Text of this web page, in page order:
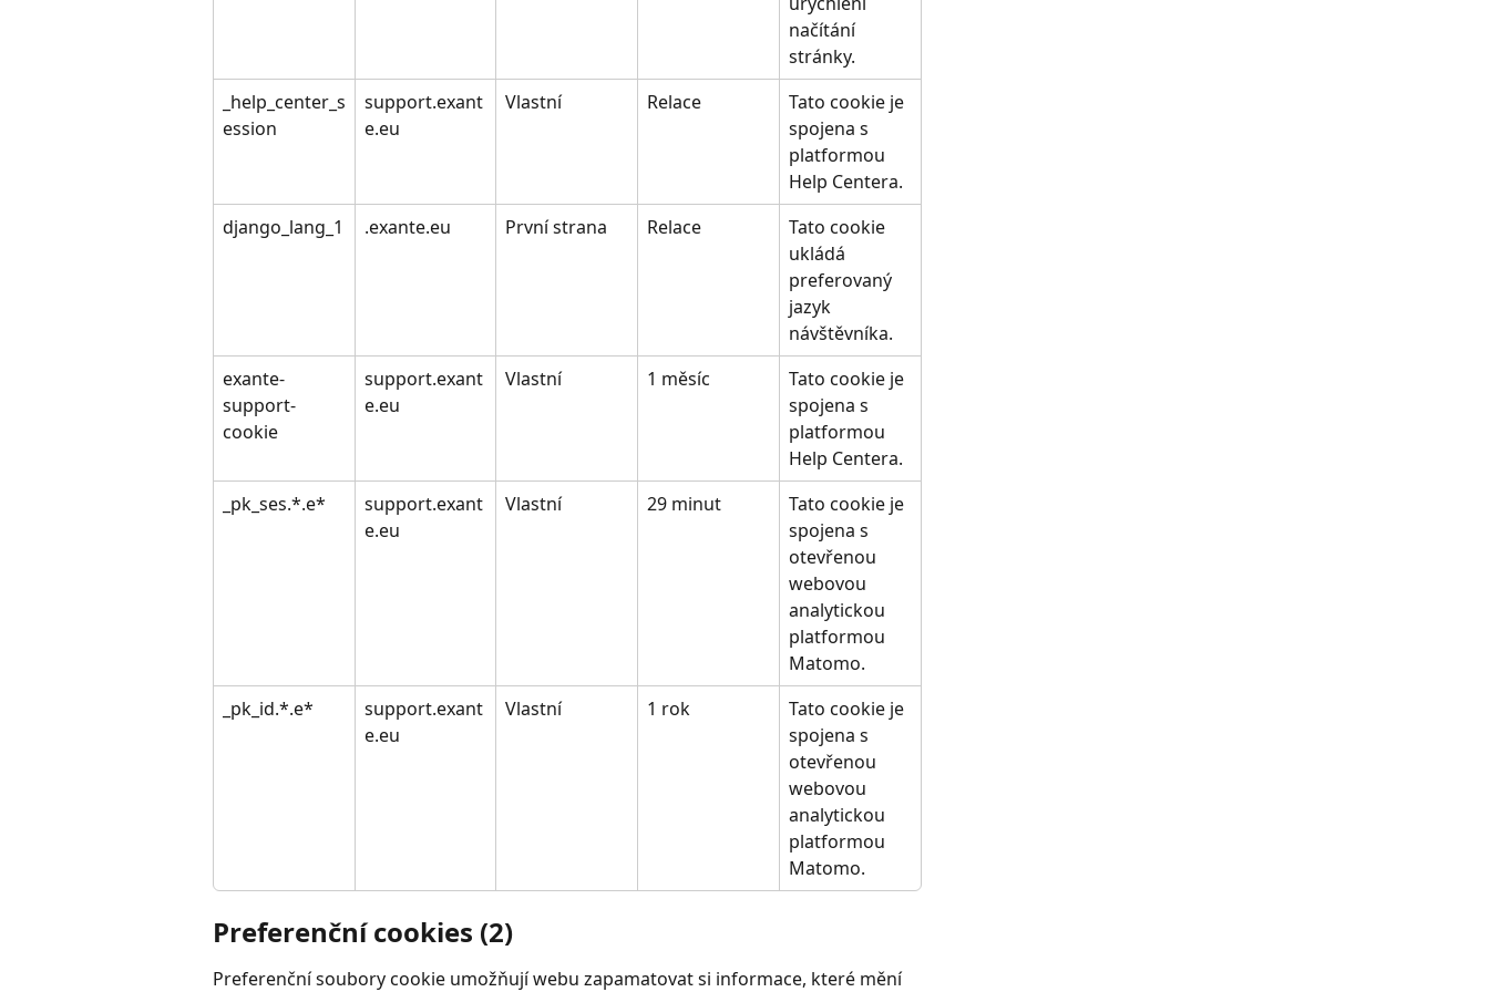
načítání
stránky.
_help_center_s
ession
support.exant
e.eu
Vlastní Relace
Tato cookie je
spojena s
platformou
Help Centera.
django_lang_1
.exante.eu První strana Relace
Tato cookie
ukládá
preferovaný
jazyk
návštěvníka.
exante-
support-
cookie
support.exant
e.eu
Vlastní 1 měsíc
Tato cookie je
spojena s
platformou
Help Centera.
_pk_ses.*.e*
support.exant
e.eu
Vlastní 29 minut
Tato cookie je
spojena s
otevřenou
webovou
analytickou
platformou
Matomo.
_pk_id.*.e*
support.exant
e.eu
Vlastní 1 rok
Tato cookie je
spojena s
otevřenou
webovou
analytickou
platformou
Matomo.
Preferenční cookies (2)
Preferenční soubory cookie umožňují webu zapamatovat si informace, které mění